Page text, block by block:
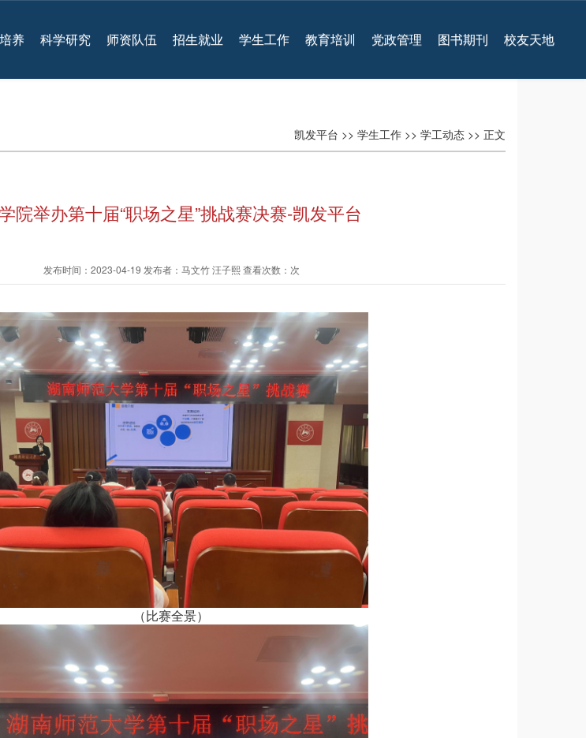
养 科学研究 师资队伍 招生就业 学生工作 教育培训 党政管理 图书期刊 校友天地
凯发平台 >> 学生工作 >> 学工动态 >> 正文
院举办第十届“职场之星”挑战赛决赛-凯发平台
发布时间：2023-04-19 发布者：马文竹 汪子熙 查看次数：次
（比赛全景）